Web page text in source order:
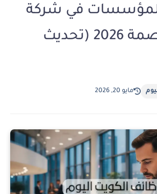
في شركة
زين - العاصمة 2026 (تحديث
مايو 20, 2026